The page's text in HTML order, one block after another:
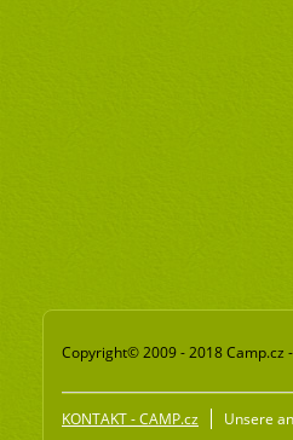
Copyright© 2009 - 2018 Camp.cz
KONTAKT - CAMP.cz Unsere